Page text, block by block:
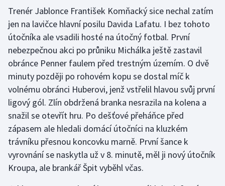
Florbal
Futsal
Golf
Gymnastika
Házená
Jezdectví
Judo
Trenér Jablonce František Komňacký sice nechal zatím
jen na lavičce hlavní posilu Davida Lafatu. I bez tohoto
útočníka ale vsadili hosté na útočný fotbal. První
nebezpečnou akci po průniku Michálka ještě zastavil
obránce Penner faulem před trestným územím. O dvě
minuty později po rohovém kopu se dostal míč k
volnému obránci Huberovi, jenž vstřelil hlavou svůj první
ligový gól. Zlín obdržená branka nesrazila na kolena a
snažil se otevřít hru. Po dešťové přeháňce před
zápasem ale hledali domácí útočníci na kluzkém
trávníku přesnou koncovku marně. První šance k
vyrovnání se naskytla už v 8. minutě, měl ji nový útočník
Kroupa, ale brankář Špit vyběhl včas.